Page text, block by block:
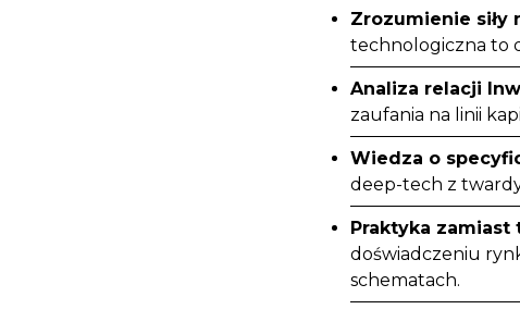
Zrozumienie siły
technologiczna to
Analiza relacji
zaufania na linii
Wiedza o
deep-tech z
Praktyka zamiast
doświadczeniu
schematach.